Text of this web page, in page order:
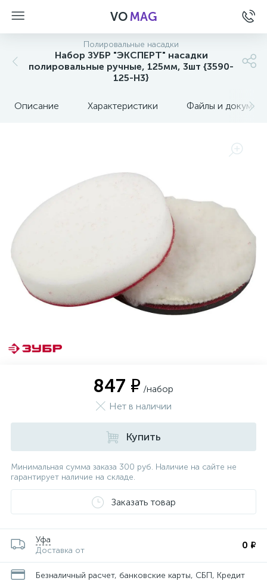
VOMAG
Полировальные насадки
Набор ЗУБР "ЭКСПЕРТ" насадки
полировальные ручные, 125мм, 3шт {3590-
125-H3}
Описание Характеристики Файлы и
847 ₽ /набор
Нет в наличии
Купить
Минимальная сумма заказа 300 руб. Наличие на сайте не
гарантирует наличие на складе.
Заказать товар
Уфа
Доставка от
0 ₽
Безналичный расчет, банковские карты, СБП, Кредит